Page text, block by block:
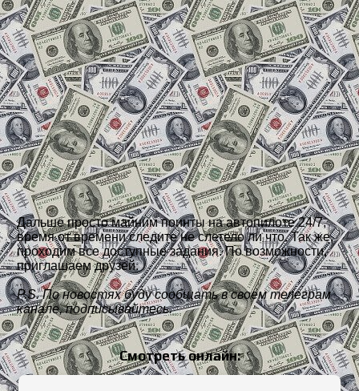
Дальше просто майним поинты на автопилоте 24/7,
время от времени следите не слетело ли что. Так же,
проходим все доступные задания. По возможности,
приглашаем друзей.
P.S. По новостях буду сообщать в своем телеграм
канале, подписывайтесь.
Смотреть онлайн: